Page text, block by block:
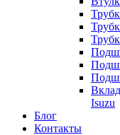
Isuzu
Блог
Контакты